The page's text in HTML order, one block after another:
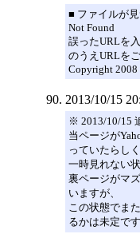
■ ファイルが見
Not Found
誤ったURLを
のうえURLを
Copyright 2008
2013/10/15
※ 2013/10/15
当ページが
っていたらしく
一時見れない
裏ページがマ
いますが、
この状態でま
るかは未定です